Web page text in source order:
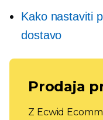
Kako nastaviti
dostavo
Prodaja
Z Ecwid